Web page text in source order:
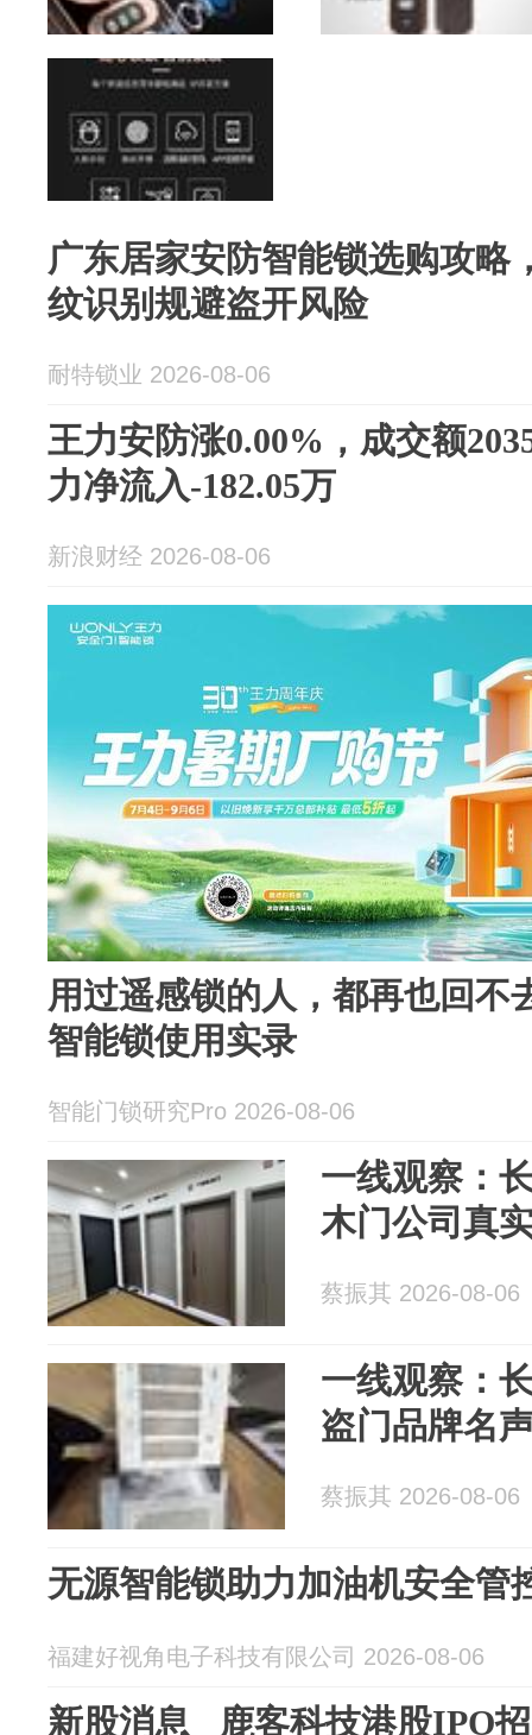
广东居家安防智能锁选购攻略
纹识别规避盗开风险
耐特锁业 2026-08-06
王力安防涨0.00%，成交额
力净流入-182.05万
新浪财经 2026-08-06
用过遥感锁的人，都再也回
智能锁使用实录
智能门锁研究Pro 2026-08-06
一线观察：
木门公司真
蔡振其 2026-08-06
一线观察：
盗门品牌名
蔡振其 2026-08-06
无源智能锁助力加油机安全管
福建好视角电子科技有限公司 2026-08-06
新股消息 鹿客科技港股IPO